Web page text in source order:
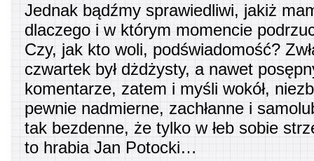
Jednak bądźmy sprawiedliwi, jakiż
dlaczego i w którym momencie
Czy, jak kto woli, podświadomość?
czwartek był dżdżysty, a nawet
komentarze, zatem i myśli wokół,
pewnie nadmierne, zachłanne i
tak bezdenne, że tylko w łeb sobie
to hrabia Jan Potocki…